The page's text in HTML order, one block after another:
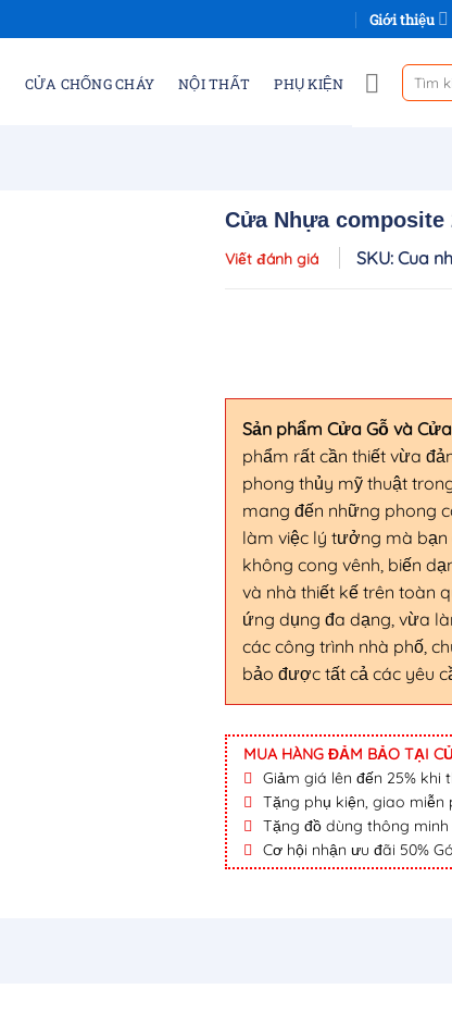
Giới thiệu
CỬA CHỐNG CHÁY NỘI THẤT PHỤ KIỆN
Tìm
kiếm:
Cửa Nhựa composite
Viết đánh giá SKU: Cua
Sản phẩm Cửa Gỗ và
phẩm rất cần thiết vừa
phong thủy mỹ thuật
mang đến những phong
làm việc lý tưởng mà bạn
không cong vênh, biến
và nhà thiết kế trên toàn
ứng dụng đa dạng, vừa
các công trình nhà phố,
bảo được tất cả các yêu
MUA HÀNG ĐẢM BẢO TẠI
Giảm giá lên đến 25% khi
Tặng phụ kiện, giao miễn
Tặng đồ dùng thông
Cơ hội nhận ưu đãi 50%